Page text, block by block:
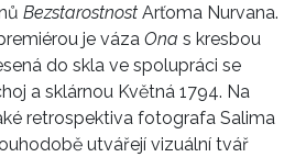
Bezstarostnost Arťoma Nurvana.
je váza Ona s kresbou
do skla ve spolupráci se
a sklárnou Květná 1794. Na
retrospektiva fotografa Salima
utvářejí vizuální tvář